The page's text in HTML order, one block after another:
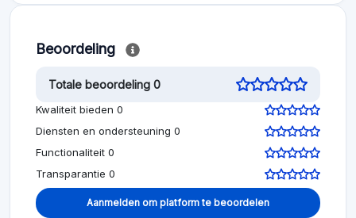
Beoordeling
Totale beoordeling 0
Kwaliteit bieden 0
Diensten en ondersteuning 0
Functionaliteit 0
Transparantie 0
Aanmelden om platform te beoordelen